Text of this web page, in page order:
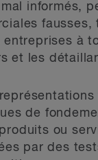
informés,
fausses,
à
et les
de
ou
par des